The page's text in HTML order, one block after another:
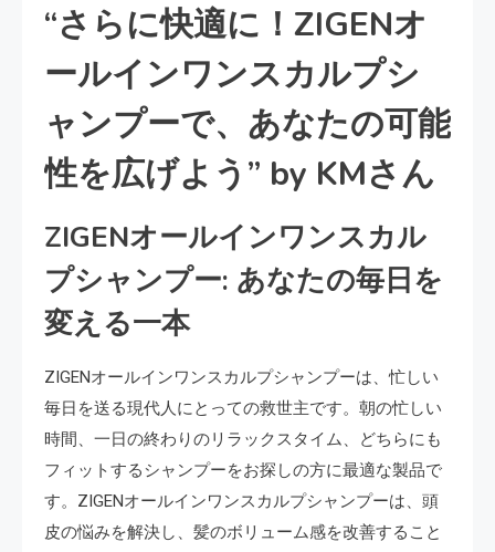
“さらに快適に！ZIGENオ
ールインワンスカルプシ
ャンプーで、あなたの可能
性を広げよう” by KMさん
ZIGENオールインワンスカル
プシャンプー: あなたの毎日を
変える一本
ZIGENオールインワンスカルプシャンプーは、忙しい
毎日を送る現代人にとっての救世主です。朝の忙しい
時間、一日の終わりのリラックスタイム、どちらにも
フィットするシャンプーをお探しの方に最適な製品で
す。ZIGENオールインワンスカルプシャンプーは、頭
皮の悩みを解決し、髪のボリューム感を改善すること